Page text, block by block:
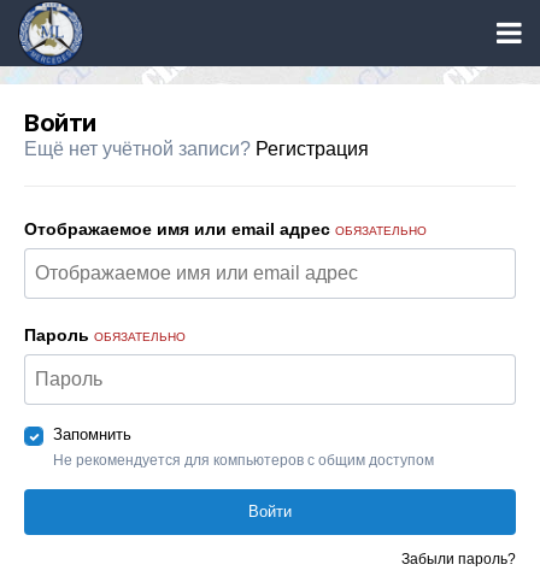
Войти
Ещё нет учётной записи? Регистрация
Отображаемое имя или email адрес ОБЯЗАТЕЛЬНО
Пароль ОБЯЗАТЕЛЬНО
Запомнить
Не рекомендуется для компьютеров с общим доступом
Войти
Забыли пароль?